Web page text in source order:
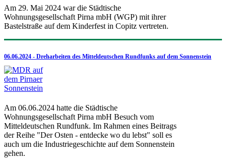
Am 29. Mai 2024 war die Städtische
Wohnungsgesellschaft Pirna mbH (WGP) mit ihrer
Bastelstraße auf dem Kinderfest in Copitz vertreten.
06.06.2024 - Dreharbeiten des Mitteldeutschen Rundfunks auf dem Sonnenstein
Am 06.06.2024 hatte die Städtische
Wohnungsgesellschaft Pirna mbH Besuch vom
Mitteldeutschen Rundfunk. Im Rahmen eines Beitrags
der Reihe "Der Osten - entdecke wo du lebst" soll es
auch um die Industriegeschichte auf dem Sonnenstein
gehen.